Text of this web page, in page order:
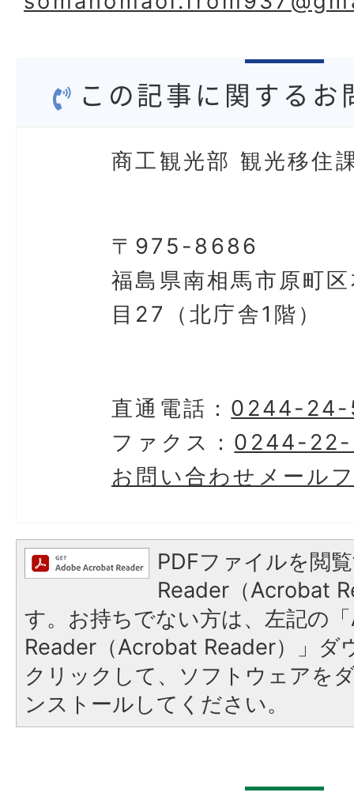
この記事に関するお
商工観光部 観光移住
〒975-8686
福島県南相馬市原町
目27（北庁舎1階）
直通電話： 0244-
ファクス： 0244-
お問い合わせメール
PDFファイルを閲
Reader（Acrobat
す。お持ちでない方は、左記の
Reader（Acrobat Reader）」ダ
クリックして、ソフトウェアを
ンストールしてください。